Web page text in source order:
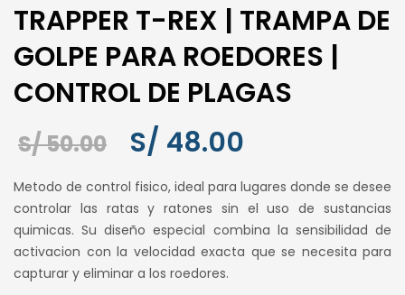
TRAPPER T-REX | TRAMPA DE
GOLPE PARA ROEDORES |
CONTROL DE PLAGAS
S/50.00
El
original
era:
S/ 50.00.
S/ 48.00
actual
es:
S/ 48.00.
Metodo de control fisico, ideal para lugares donde se desee
controlar las ratas y ratones sin el uso de sustancias
quimicas. Su diseño especial combina la sensibilidad de
activacion con la velocidad exacta que se necesita para
capturar y eliminar a los roedores.